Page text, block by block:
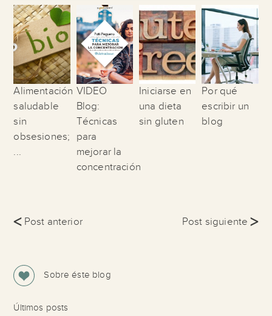
Alimentación
saludable
sin
obsesiones;
...
VIDEO
Blog:
Técnicas
para
mejorar la
concentración
Iniciarse en
una dieta
sin gluten
Por qué
escribir un
blog
<Post anterior Post siguiente>
Sobre éste blog
Últimos posts